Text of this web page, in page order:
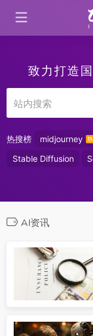
致力打造
热搜榜 midjourney
Stable Diffusion
AI资讯